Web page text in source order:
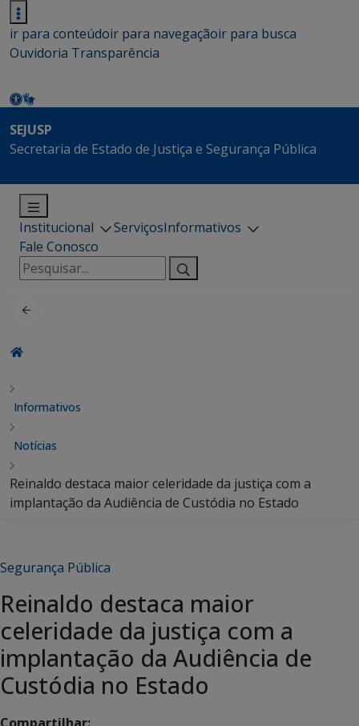
ir para conteúdoir para navegaçãoir para busca
Ouvidoria Transparência
SEJUSP
Secretaria de Estado de Justiça e Segurança Pública
Institucional ServiçosInformativos
Fale Conosco
Pesquisar
por:
Informativos
Notícias
Reinaldo destaca maior celeridade da justiça com a
implantação da Audiência de Custódia no Estado
Segurança Pública
Reinaldo destaca maior
celeridade da justiça com a
implantação da Audiência de
Custódia no Estado